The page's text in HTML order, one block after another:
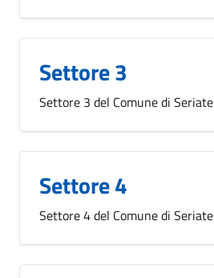
Settore 3
Settore 3 del Comune di Seriate
Settore 4
Settore 4 del Comune di Seriate